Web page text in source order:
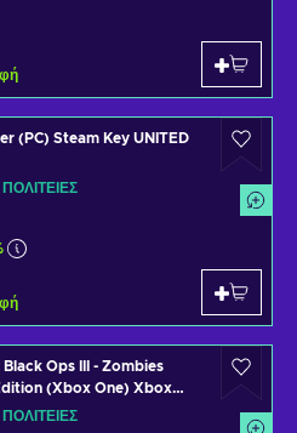
(PC) Steam Key UNITED
Ops III - Zombies
(Xbox One) Xbox
STATES